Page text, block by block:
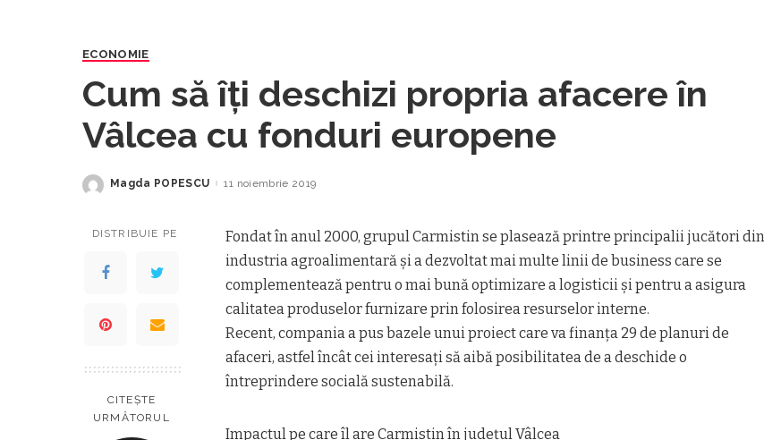
ECONOMIE
Cum să îți deschizi propria afacere în
Vâlcea cu fonduri europene
Posted
Magda POPESCU 11 noiembrie 2019
DISTRIBUIE PE
CITEȘTE
URMĂTORUL
Fondat în anul 2000, grupul Carmistin se plasează printre principalii jucători din
industria agroalimentară și a dezvoltat mai multe linii de business care se
complementează pentru o mai bună optimizare a logisticii și pentru a asigura
calitatea produselor furnizare prin folosirea resurselor interne.
Recent, compania a pus bazele unui proiect care va finanța 29 de planuri de
afaceri, astfel încât cei interesați să aibă posibilitatea de a deschide o
întreprindere socială sustenabilă.
Impactul pe care îl are Carmistin în județul Vâlcea